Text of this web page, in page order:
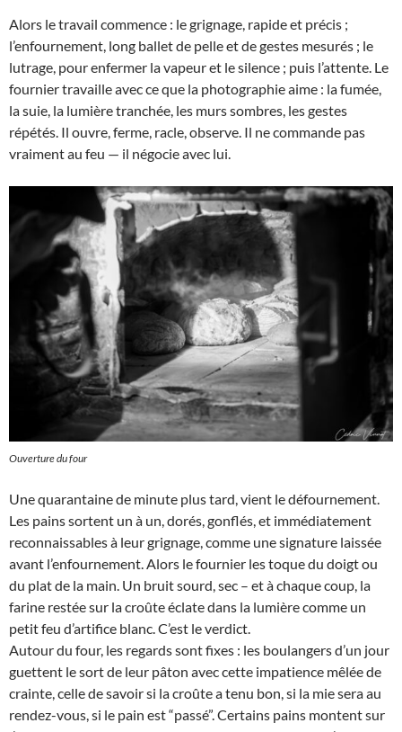
Alors le travail commence : le grignage, rapide et précis ;
l’enfournement, long ballet de pelle et de gestes mesurés ; le
lutrage, pour enfermer la vapeur et le silence ; puis l’attente. Le
fournier travaille avec ce que la photographie aime : la fumée,
la suie, la lumière tranchée, les murs sombres, les gestes
répétés. Il ouvre, ferme, racle, observe. Il ne commande pas
vraiment au feu — il négocie avec lui.
Ouverture du four
Une quarantaine de minute plus tard, vient le défournement.
Les pains sortent un à un, dorés, gonflés, et immédiatement
reconnaissables à leur grignage, comme une signature laissée
avant l’enfournement. Alors le fournier les toque du doigt ou
du plat de la main. Un bruit sourd, sec – et à chaque coup, la
farine restée sur la croûte éclate dans la lumière comme un
petit feu d’artifice blanc. C’est le verdict.
Autour du four, les regards sont fixes : les boulangers d’un jour
guettent le sort de leur pâton avec cette impatience mêlée de
crainte, celle de savoir si la croûte a tenu bon, si la mie sera au
rendez-vous, si le pain est “passé”. Certains pains montent sur